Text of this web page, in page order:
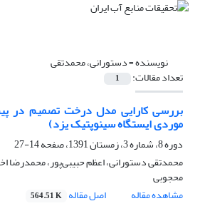
نویسنده =دستورانی، محمدتقی
تعداد مقالات: 1
بررسی کارایی مدل درخت تصمیم در
موردی ایستگاه سینوپتیک یزد)
دوره 8، شماره 3، زمستان 1391، صفحه
14-27
محمدتقی دستورانی، اعظم حبیبی‌پور، محمدرضا
محجوبی
مشاهده مقاله
اصل مقاله 564.51 K